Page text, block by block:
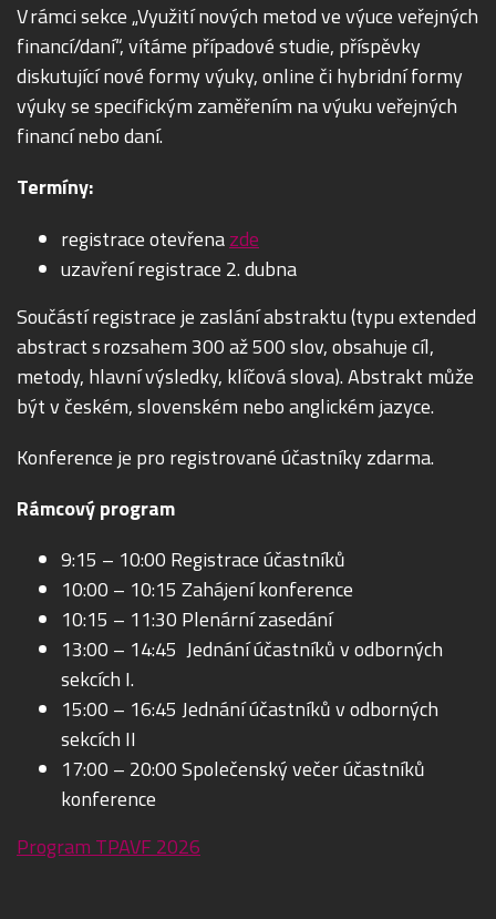
V rámci sekce „Využití nových metod ve výuce veřejných
financí/daní“, vítáme případové studie, příspěvky
diskutující nové formy výuky, online či hybridní formy
výuky se specifickým zaměřením na výuku veřejných
financí nebo daní.
Termíny:
registrace otevřenazde
uzavření registrace 2. dubna
Součástí registrace je zaslání abstraktu (typu extended
abstract s rozsahem 300 až 500 slov, obsahuje cíl,
metody, hlavní výsledky, klíčová slova).Abstrakt může
být v českém, slovenském nebo anglickém jazyce.
Konference je pro registrované účastníky zdarma.
Rámcový program
9:15 – 10:00 Registrace účastníků
10:00 – 10:15 Zahájení konference
10:15 – 11:30 Plenární zasedání
13:00 – 14:45 Jednání účastníků v odborných
sekcích I.
15:00 – 16:45 Jednání účastníků v odborných
sekcích II
17:00 – 20:00 Společenský večer účastníků
konference
Program TPAVF 2026